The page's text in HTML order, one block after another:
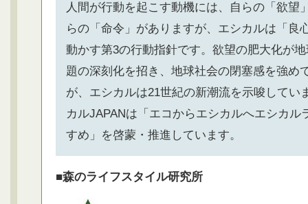
人間が行動を起こす動機には、自らの「欲望
らの「命令」がありますが、エシカルは「良
動かす第3の行動指針です。欲望の肥大化が
題の深刻化を招き、地球社会の閉塞感を強め
が、エシカルは21世紀の新潮流を示唆してい
カルJAPANは「エコからエシカルへエシカル
すめ」を啓蒙・推進しています。
■森のライフスタイル研究所